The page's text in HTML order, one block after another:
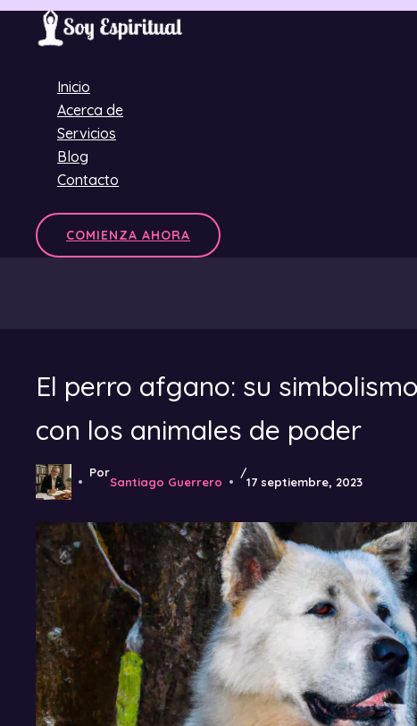
Ir
Inicio
Acerca de
Servicios
Blog
Contacto
COMIENZA AHORA
El perro afgano: su
con los animales de poder
Por
Santiago Guerrero
/
17 septiembre, 2023